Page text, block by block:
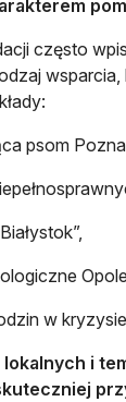
często
wsparcia,
psom
w
lokalnych i